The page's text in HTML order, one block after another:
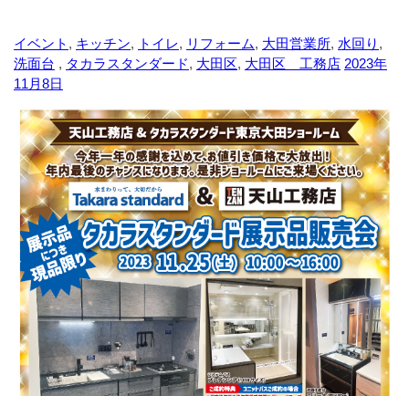
イベント , キッチン, トイレ, リフォーム, 大田営業所, 水回り ,
洗面台 , タカラスタンダード, 大田区, 大田区 工務店 2023年
11月8日